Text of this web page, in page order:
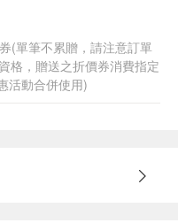
(單筆不累贈，請注意訂單
格，贈送之折價券消費指定
活動合併使用)